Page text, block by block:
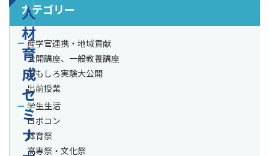
人
材
育
成
セ
ミ
ナ
カテゴリー
産学官連携・地域貢献
公開講座、一般教養講座
おもしろ実験大公開
出前授業
学生生活
ロボコン
体育祭
高専祭・文化祭